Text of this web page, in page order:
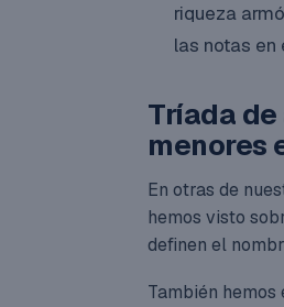
riqueza
las notas en
Tríada
menores
En otras de
hemos visto
definen el
También